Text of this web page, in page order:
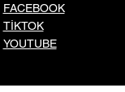
FACEBOOK
TİKTOK
YOUTUBE